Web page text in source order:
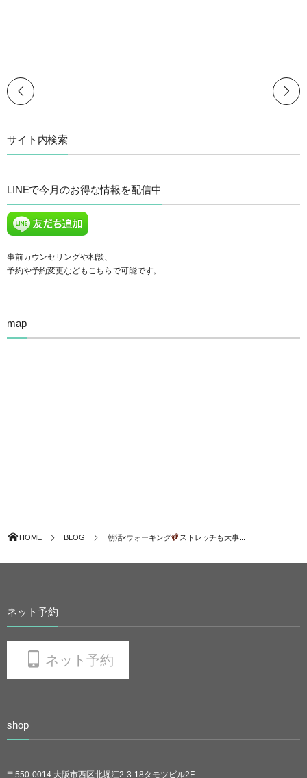
サイト内検索
LINEで今月のお得な情報を配信中
事前カウンセリングや相談、
予約や予約変更などもこちらで可能です。
map
HOME BLOG 朝活×ウォーキング ストレッチも大事...
ネット予約
ネット予約
shop
〒550-0014 大阪市西区北堀江2-3-18タモツビル2F